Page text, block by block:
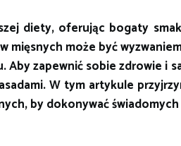
diety, oferując bogaty
może być
zapewnić sobie zdrowie i
W tym artykule
by dokonywać